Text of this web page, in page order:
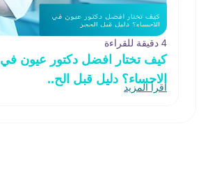
4 دقيقة للقراءة
كيف تختار افضل دكتور عيون في
الاحساء؟ دليل قبل الح..
اقرأ المزيد